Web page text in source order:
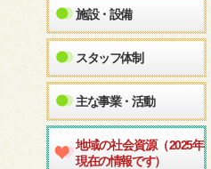
施設・設備
スタッフ体制
主な事業・活動
地域の社会資源（2025年
現在の情報です）